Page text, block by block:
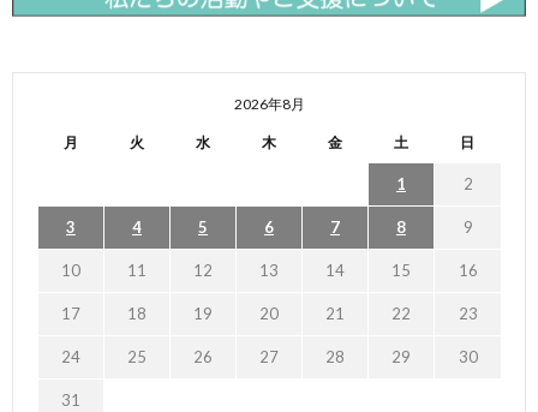
2026年8月
月 火 水 木 金 土 日
1 2
3 4 5 6 7 8 9
10 11 12 13 14 15 16
17 18 19 20 21 22 23
24 25 26 27 28 29 30
31